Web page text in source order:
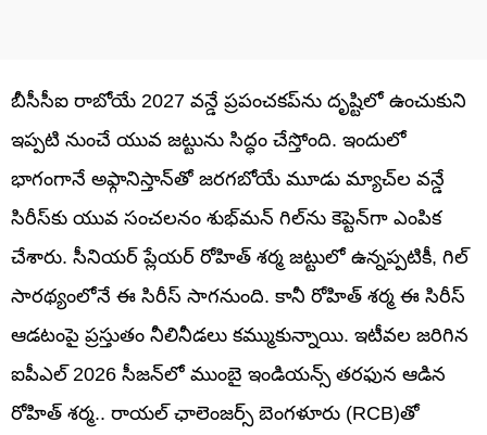
బీసీసీఐ రాబోయే 2027 వన్డే ప్రపంచకప్‌ను దృష్టిలో ఉంచుకుని
ఇప్పటి నుంచే యువ జట్టును సిద్ధం చేస్తోంది. ఇందులో
భాగంగానే అఫ్గానిస్తాన్‌తో జరగబోయే మూడు మ్యాచ్‌ల వన్డే
సిరీస్‌కు యువ సంచలనం శుభ్‌మన్ గిల్‎ను కెప్టెన్‌గా ఎంపిక
చేశారు. సీనియర్ ప్లేయర్ రోహిత్ శర్మ జట్టులో ఉన్నప్పటికీ, గిల్
సారథ్యంలోనే ఈ సిరీస్ సాగనుంది. కానీ రోహిత్ శర్మ ఈ సిరీస్
ఆడటంపై ప్రస్తుతం నీలినీడలు కమ్ముకున్నాయి. ఇటీవల జరిగిన
ఐపీఎల్ 2026 సీజన్‌లో ముంబై ఇండియన్స్ తరఫున ఆడిన
రోహిత్ శర్మ.. రాయల్ ఛాలెంజర్స్ బెంగళూరు (RCB)తో